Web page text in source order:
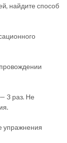
найдите способ
3 раз. Не
упражнения